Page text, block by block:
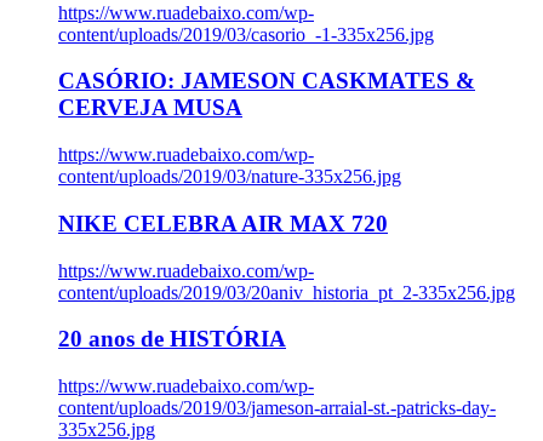
https://www.ruadebaixo.com/wp-
content/uploads/2019/03/casorio_-1-335x256.jpg
CASÓRIO: JAMESON CASKMATES &
CERVEJA MUSA
https://www.ruadebaixo.com/wp-
content/uploads/2019/03/nature-335x256.jpg
NIKE CELEBRA AIR MAX 720
https://www.ruadebaixo.com/wp-
content/uploads/2019/03/20aniv_historia_pt_2-335x256.jpg
20 anos de HISTÓRIA
https://www.ruadebaixo.com/wp-
content/uploads/2019/03/jameson-arraial-st.-patricks-day-
335x256.jpg